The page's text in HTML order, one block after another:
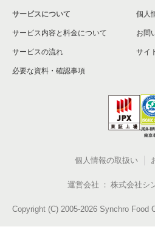
サービスについて
サービス内容と料金について
サービスの流れ
必要な資料・確認事項
個人
お問
サイ
個人情報の取扱い
運営会社 株式会社シ
Copyright (C) 2005-2026 Synchro Food